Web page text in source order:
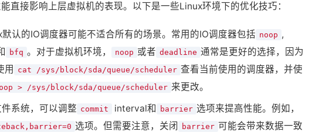
直接影响上层虚拟机的表现。以下是一些Linux环境下的优化技巧：
默认的IO调度器可能不适合所有的场景。常用的IO调度器包括 noop ,
bfq 。对于虚拟机环境， noop 或者 deadline 通常是更好的选择，因为
用
cat /sys/block/sda/queue/scheduler 查看当前使用的调度器，并使
> /sys/block/sda/queue/scheduler 来更改。
系统，可以调整 commit interval和 barrier 选项来提高性能。例如，
选项。但需要注意，关闭 barrier 可能会带来数据一致